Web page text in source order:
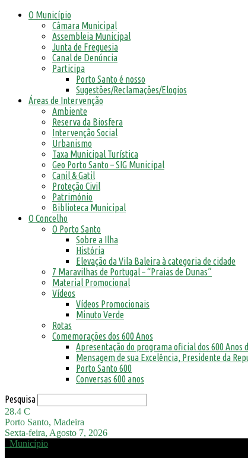
O Município
Câmara Municipal
Assembleia Municipal
Junta de Freguesia
Canal de Denúncia
Participa
Porto Santo é nosso
Sugestões/Reclamações/Elogios
Áreas de Intervenção
Ambiente
Reserva da Biosfera
Intervenção Social
Urbanismo
Taxa Municipal Turística
Geo Porto Santo – SIG Municipal
Canil & Gatil
Proteção Civil
Património
Biblioteca Municipal
O Concelho
O Porto Santo
Sobre a Ilha
História
Elevação da Vila Baleira à categoria de cidade
7 Maravilhas de Portugal – “Praias de Dunas”
Material Promocional
Vídeos
Vídeos Promocionais
Minuto Verde
Rotas
Comemorações dos 600 Anos
Apresentação do programa oficial dos 600 Anos
Mensagem de sua Excelência, Presidente da
Porto Santo 600
Conversas 600 anos
Pesquisa
28.4 C
Porto Santo, Madeira
Sexta-feira, Agosto 7, 2026
Município